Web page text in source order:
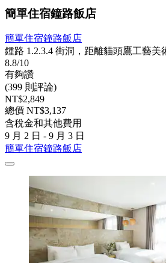
簡單住宿鐘路飯店
簡單住宿鐘路飯店
鍾路 1.2.3.4 街洞，距離貓頭鷹工藝美
8.8/10
有夠讚
(399 則評論)
NT$2,849
總價 NT$3,137
含稅金和其他費用
9 月 2 日 - 9 月 3 日
簡單住宿鐘路飯店